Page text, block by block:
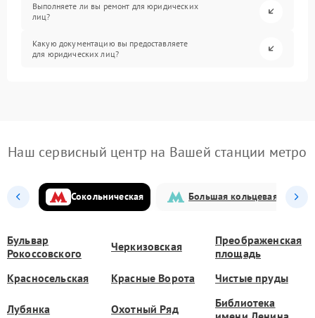
Выполняете ли вы ремонт для юридических
лиц?
Какую документацию вы предоставляете
для юридических лиц?
Наш сервисный центр на Вашей станции метро
Сокольническая Большая кольцевая
Бульвар
Рокоссовского
Черкизовская
Преображенская
площадь
Красносельская
Красные Ворота Чистые пруды
Лубянка Охотный Ряд
Библиотека